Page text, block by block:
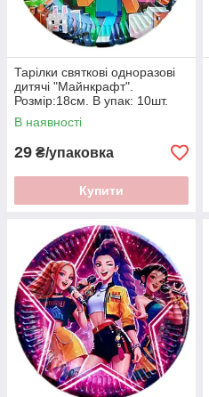
Тарілки святкові одноразові
дитячі "Майнкрафт".
Розмір:18см. В упак: 10шт.
В наявності
29 ₴/упаковка
Купити